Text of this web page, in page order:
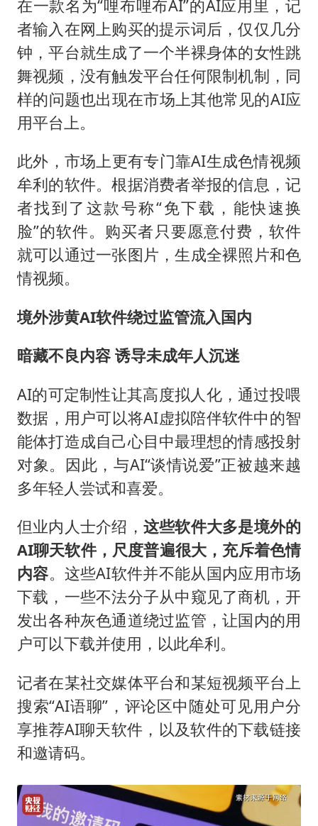
在一款名为“哩布哩布AI”的AI应用里，记
者输入在网上购买的提示词后，仅仅几分
钟，平台就生成了一个半裸身体的女性跳
舞视频，没有触发平台任何限制机制，同
样的问题也出现在市场上其他常见的AI应
用平台上。
此外，市场上更有专门靠AI生成色情视频
牟利的软件。根据消费者举报的信息，记
者找到了这款号称“免下载，能快速换
脸”的软件。购买者只要愿意付费，软件
就可以通过一张图片，生成全裸照片和色
情视频。
境外涉黄AI软件绕过监管流入国内
暗藏不良内容 诱导未成年人沉迷
AI的可定制性让其高度拟人化，通过投喂
数据，用户可以将AI虚拟陪伴软件中的智
能体打造成自己心目中最理想的情感投射
对象。因此，与AI“谈情说爱”正被越来越
多年轻人尝试和喜爱。
但业内人士介绍， 这些软件大多是境外的
AI聊天软件，尺度普遍很大，充斥着色情
内容。这些AI软件并不能从国内应用市场
下载，一些不法分子从中窥见了商机，开
发出各种灰色通道绕过监管，让国内的用
户可以下载并使用，以此牟利。
记者在某社交媒体平台和某短视频平台上
搜索“AI语聊”，评论区中随处可见用户分
享推荐AI聊天软件，以及软件的下载链接
和邀请码。